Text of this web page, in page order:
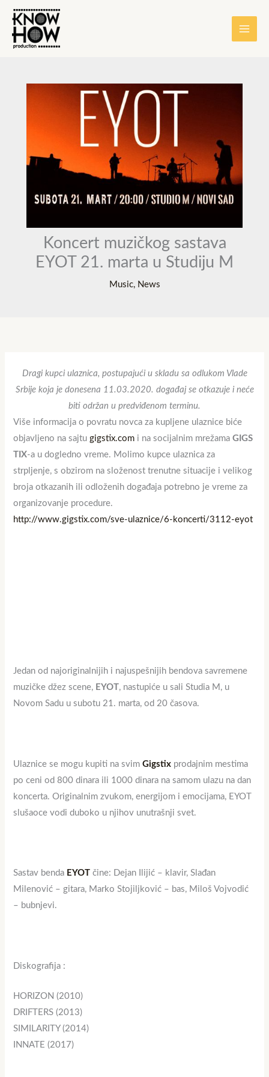
content
Skip
content
Koncert muzičkog sastava
EYOT 21. marta u Studiju M
Music, News
Dragi kupci ulaznica, postupajući u skladu sa odlukom Vlade
Srbije koja je donesena 11.03.2020. događaj se otkazuje i neće
biti održan u predviđenom terminu.
Više informacija o povratu novca za kupljene ulaznice biće
objavljeno na sajtugigstix.com i na socijalnim mrežamaGIGS
TIX-a u dogledno vreme. Molimo kupce ulaznica za
strpljenje, s obzirom na složenost trenutne situacije i velikog
broja otkazanih ili odloženih događaja potrebno je vreme za
organizovanje procedure.
http://www.gigstix.com/sve-ulaznice/6-koncerti/3112-eyot
Jedan od najoriginalnijih i najuspešnijih bendova savremene
muzičke džez scene, EYOT, nastupiće u sali Studia M, u
Novom Sadu u subotu 21. marta, od 20 časova.
Ulaznice se mogu kupiti na svimGigstix prodajnim mestima
po ceni od 800 dinara ili 1000 dinara na samom ulazu na dan
koncerta. Originalnim zvukom, energijom i emocijama, EYOT
slušaoce vodi duboko u njihov unutrašnji svet.
Sastav benda EYOT čine: Dejan Ilijić – klavir, Slađan
Milenović – gitara, Marko Stojiljković – bas, Miloš Vojvodić
– bubnjevi.
Diskografija :
HORIZON (2010)
DRIFTERS (2013)
SIMILARITY (2014)
INNATE (2017)